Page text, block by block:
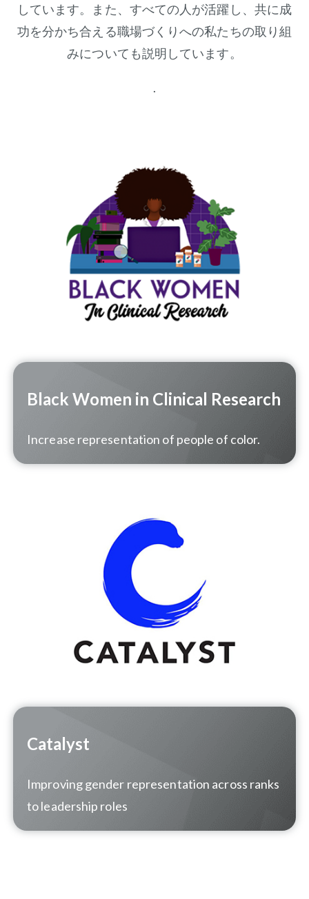
しています。また、すべての人が活躍し、共に成
功を分かち合える職場づくりへの私たちの取り組
みについても説明しています。
.
Black Women in Clinical Research
Increase representation of people of color.
Catalyst
Improving gender representation across ranks
to leadership roles